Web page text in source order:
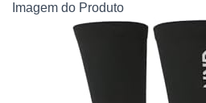
Imagem do Produto